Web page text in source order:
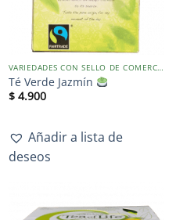
VARIEDADES CON SELLO DE COMERCIO JUSTO
Té Verde Jazmín
$4.900
Añadir a lista de
deseos